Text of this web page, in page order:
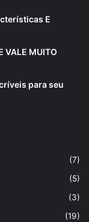
E
VALE MUITO
para seu
(7)
(5)
(3)
(19)